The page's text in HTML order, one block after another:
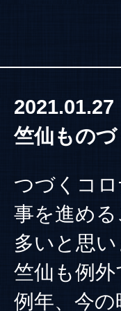
2021.01.27
竺仙もの
つづくコ
事を進め
多いと思い
竺仙も例外
例年、今